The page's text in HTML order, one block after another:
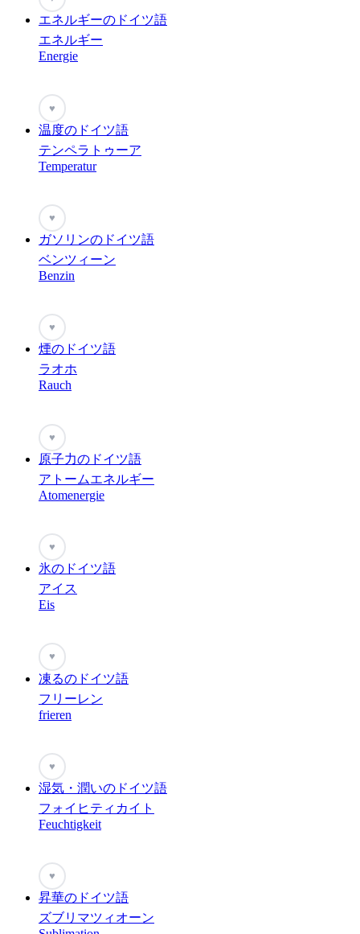
エネルギーのドイツ語
エネルギー
Energie
♥
温度のドイツ語
テンペラトゥーア
Temperatur
♥
ガソリンのドイツ語
ベンツィーン
Benzin
♥
煙のドイツ語
ラオホ
Rauch
♥
原子力のドイツ語
アトームエネルギー
Atomenergie
♥
氷のドイツ語
アイス
Eis
♥
凍るのドイツ語
フリーレン
frieren
♥
湿気・潤いのドイツ語
フォイヒティカイト
Feuchtigkeit
♥
昇華のドイツ語
ズブリマツィオーン